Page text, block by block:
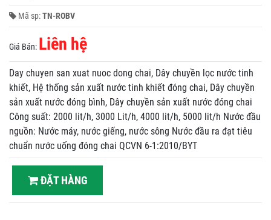
Mã sp:TN-ROBV
Giá Bán: Liên hệ
Day chuyen san xuat nuoc dong chai, Dây chuyền lọc nước tinh
khiết, Hệ thống sản xuất nước tinh khiết đóng chai, Dây chuyền
sản xuất nước đóng bình, Dây chuyền sản xuất nước đóng chai
Công suất: 2000 lit/h, 3000 Lit/h, 4000 lit/h, 5000 lit/h Nước đầu
nguồn: Nước máy, nước giếng, nước sông Nước đầu ra đạt tiêu
chuẩn nước uống đóng chai QCVN 6-1:2010/BYT
ĐẶT HÀNG